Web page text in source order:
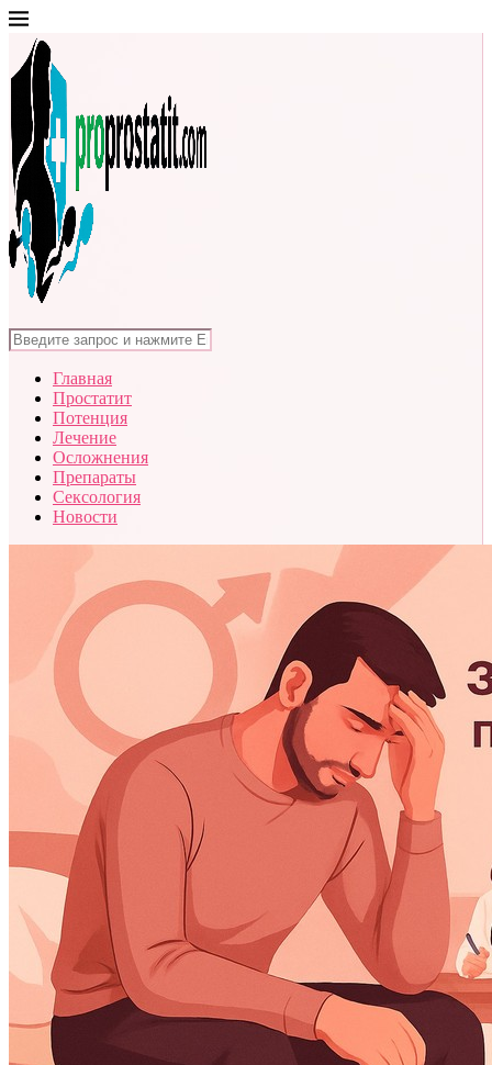
Главная
Простатит
Потенция
Лечение
Осложнения
Препараты
Сексология
Новости